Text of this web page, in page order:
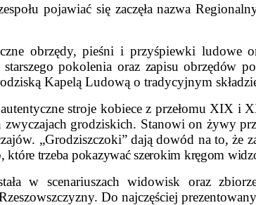
pojawiać się zaczęła nazwa
obrzędy, pieśni i przyśpiewki
pokolenia oraz zapisu obrzędów
Kapelą Ludową o tradycyjnym
stroje kobiece z przełomu XIX
grodziskich. Stanowi on żywy
„Grodziszczoki” dają dowód na to, że
które trzeba pokazywać szerokim kręgom
w scenariuszach widowisk oraz
Do najczęściej